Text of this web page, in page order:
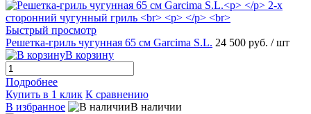
Быстрый просмотр
Решетка-гриль чугунная 65 см Garcima S.L. 24 500 руб. / шт
В корзину
Подробнее
Купить в 1 клик К сравнению
В избранное
В наличии